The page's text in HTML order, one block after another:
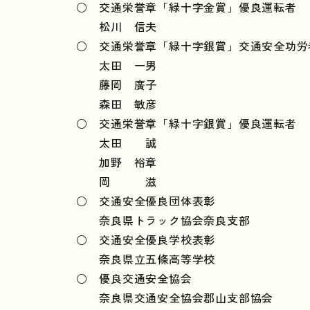
○ 交通栄誉章「緑十字金賞」優良運転者
松川 信夫
○ 交通栄誉章「緑十字銀賞」交通安全功
太田 一男
藤岡 廣子
森田 敏彦
○ 交通栄誉章「緑十字銀賞」優良運転者
太田 誠
加野 裕章
岡 滋
○ 交通安全優良団体表彰
奈良県トラック協会奈良支部
○ 交通安全優良学校表彰
奈良県立五條高等学校
○ 優良交通安全協会
奈良県交通安全協会郡山支部協会